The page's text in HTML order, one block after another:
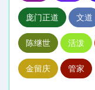
庞门正道 文道
陈继世 活泼
金留庆 管家